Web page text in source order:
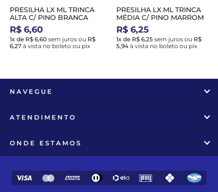
PRESILHA LX ML TRINCA
ALTA C/ PINO BRANCA
R$ 6,60
1x de R$ 6,60 sem juros ou R$
6,27 à vista no boleto ou pix
PRESILHA LX ML TRINCA
MÉDIA C/ PINO MARROM
R$ 6,25
1x de R$ 6,25 sem juros ou R$
5,94 à vista no boleto ou pix
NAVEGUE
ATENDIMENTO
ONDE ESTAMOS